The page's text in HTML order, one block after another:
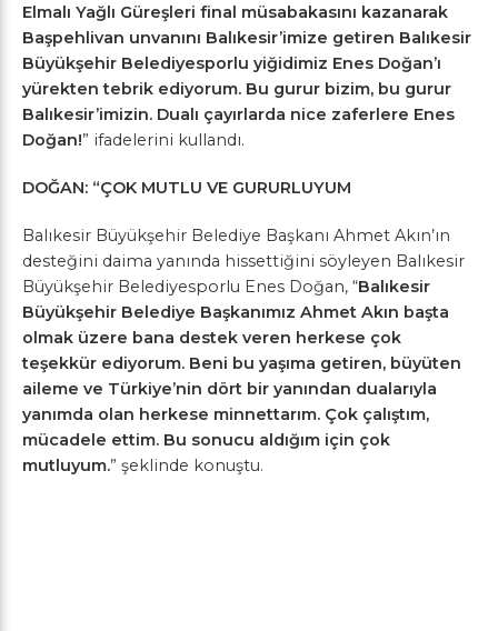
Elmalı Yağlı Güreşleri final müsabakasını kazanarak
Başpehlivan unvanını Balıkesir’imize getiren Balıkesir
Büyükşehir Belediyesporlu yiğidimiz Enes Doğan’ı
yürekten tebrik ediyorum. Bu gurur bizim, bu gurur
Balıkesir’imizin. Dualı çayırlarda nice zaferlere Enes
Doğan!” ifadelerini kullandı.
DOĞAN: “ÇOK MUTLU VE GURURLUYUM
Balıkesir Büyükşehir Belediye Başkanı Ahmet Akın’ın
desteğini daima yanında hissettiğini söyleyen Balıkesir
Büyükşehir Belediyesporlu Enes Doğan, “Balıkesir
Büyükşehir Belediye Başkanımız Ahmet Akın başta
olmak üzere bana destek veren herkese çok
teşekkür ediyorum. Beni bu yaşıma getiren, büyüten
aileme ve Türkiye’nin dört bir yanından dualarıyla
yanımda olan herkese minnettarım. Çok çalıştım,
mücadele ettim. Bu sonucu aldığım için çok
mutluyum.” şeklinde konuştu.